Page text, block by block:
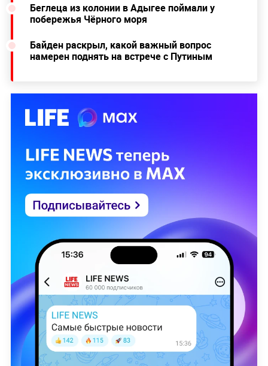
Беглеца из колонии в Адыгее поймали у
побережья Чёрного моря
Байден раскрыл, какой важный вопрос
намерен поднять на встрече с Путиным